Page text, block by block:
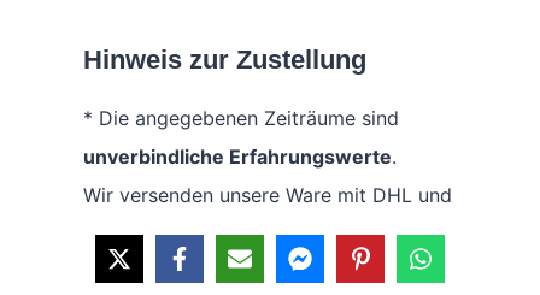
Hinweis zur Zustellung
* Die angegebenen Zeiträume sind
unverbindliche Erfahrungswerte.
Wir versenden unsere Ware mit DHL und
haben keinen Einfluss auf die
tatsächlichen Lieferzeiten.